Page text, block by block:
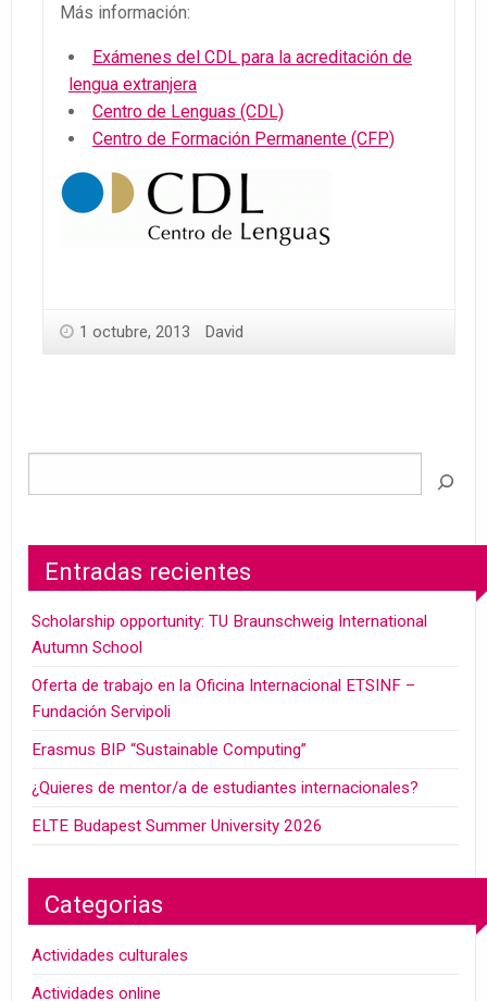
Más información:
Exámenes del CDL para la acreditación de
lengua extranjera
Centro de Lenguas (CDL)
Centro de Formación Permanente (CFP)
1 octubre, 2013 David
Entradas recientes
Scholarship opportunity: TU Braunschweig International
Autumn School
Oferta de trabajo en la Oficina Internacional ETSINF –
Fundación Servipoli
Erasmus BIP “Sustainable Computing”
¿Quieres de mentor/a de estudiantes internacionales?
ELTE Budapest Summer University 2026
Categorias
Actividades culturales
Actividades online